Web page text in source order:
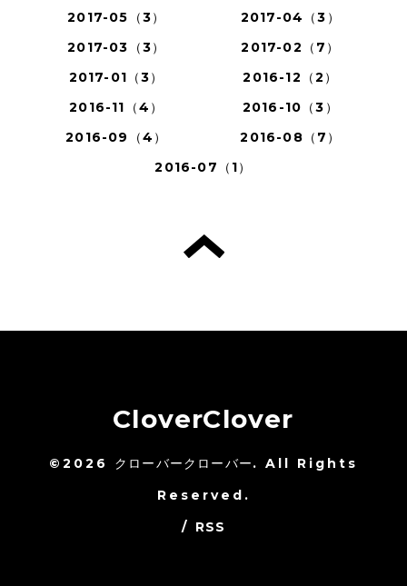
2017-05（3）
2017-04（3）
2017-03（3）
2017-02（7）
2017-01（3）
2016-12（2）
2016-11（4）
2016-10（3）
2016-09（4）
2016-08（7）
2016-07（1）
CloverClover
©2026 クローバークローバー. All Rights
Reserved.
/ RSS